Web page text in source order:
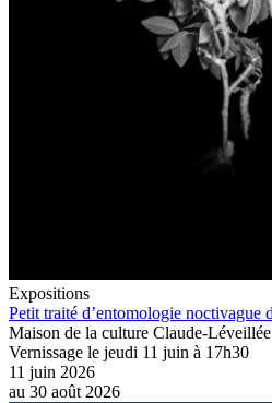
Expositions
Petit traité d’entomologie noctivague
Maison de la culture Claude-
Vernissage le jeudi 11 juin à 17h30
11 juin 2026
au 30 août 2026